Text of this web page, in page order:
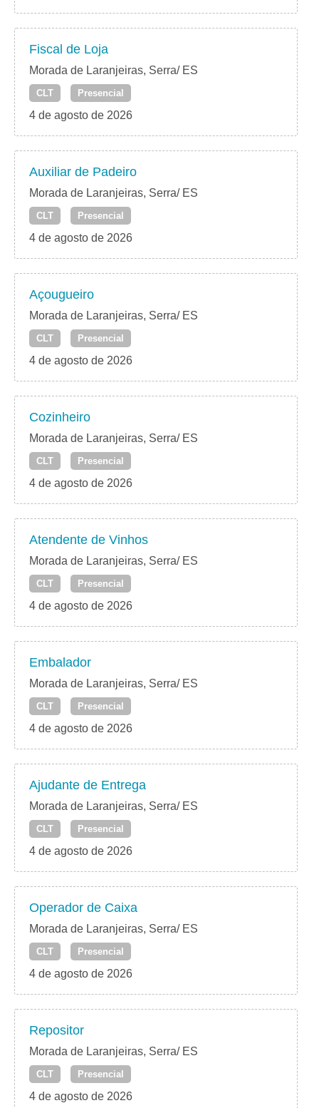
Fiscal de Loja
Morada de Laranjeiras, Serra/ ES
CLT Presencial
4 de agosto de 2026
Auxiliar de Padeiro
Morada de Laranjeiras, Serra/ ES
CLT Presencial
4 de agosto de 2026
Açougueiro
Morada de Laranjeiras, Serra/ ES
CLT Presencial
4 de agosto de 2026
Cozinheiro
Morada de Laranjeiras, Serra/ ES
CLT Presencial
4 de agosto de 2026
Atendente de Vinhos
Morada de Laranjeiras, Serra/ ES
CLT Presencial
4 de agosto de 2026
Embalador
Morada de Laranjeiras, Serra/ ES
CLT Presencial
4 de agosto de 2026
Ajudante de Entrega
Morada de Laranjeiras, Serra/ ES
CLT Presencial
4 de agosto de 2026
Operador de Caixa
Morada de Laranjeiras, Serra/ ES
CLT Presencial
4 de agosto de 2026
Repositor
Morada de Laranjeiras, Serra/ ES
CLT Presencial
4 de agosto de 2026